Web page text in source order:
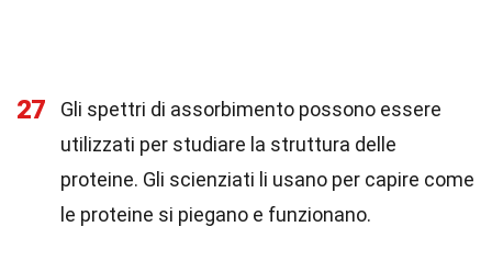
27
Gli spettri di assorbimento possono essere
utilizzati per studiare la struttura delle
proteine. Gli scienziati li usano per capire come
le proteine si piegano e funzionano.